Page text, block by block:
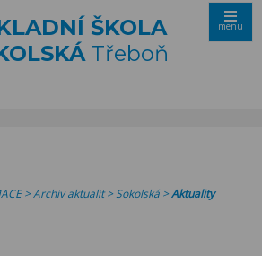
ŠKOLA
Třeboň
menu
>Archiv aktualit>Sokolská >Aktuality